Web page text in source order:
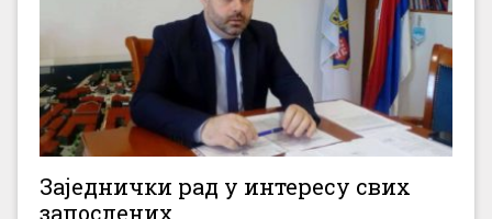
Заједнички рад у интересу свих
запослених